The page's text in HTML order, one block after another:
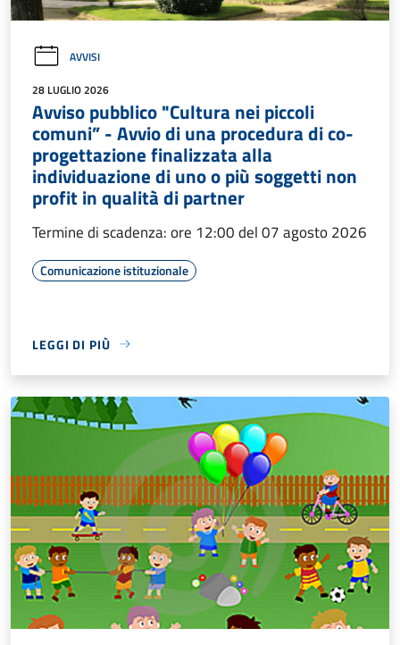
AVVISI
28 LUGLIO 2026
Avviso pubblico "Cultura nei piccoli
comuni” - Avvio di una procedura di co-
progettazione finalizzata alla
individuazione di uno o più soggetti non
profit in qualità di partner
Termine di scadenza: ore 12:00 del 07 agosto 2026
Comunicazione istituzionale
LEGGI DI PIÙ